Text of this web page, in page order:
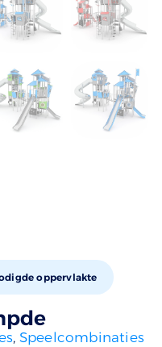
oppervlakte
, Speelcombinaties